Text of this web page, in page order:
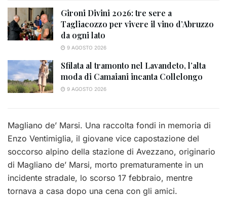
Gironi Divini 2026: tre sere a
Tagliacozzo per vivere il vino d’Abruzzo
da ogni lato
9 AGOSTO 2026
Sfilata al tramonto nel Lavandeto, l’alta
moda di Camaiani incanta Collelongo
9 AGOSTO 2026
Magliano de’ Marsi. Una raccolta fondi in memoria di
Enzo Ventimiglia, il giovane vice capostazione del
soccorso alpino della stazione di Avezzano, originario
di Magliano de’ Marsi, morto prematuramente in un
incidente stradale, lo scorso 17 febbraio, mentre
tornava a casa dopo una cena con gli amici.